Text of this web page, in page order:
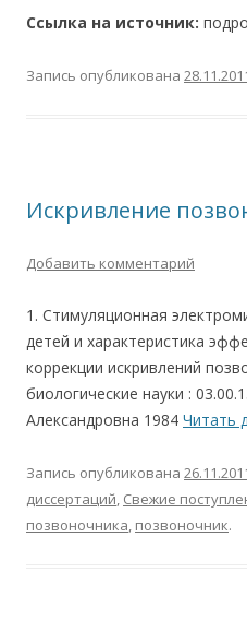
Ссылка на источник:
Запись опубликована
Искривление
Добавить комментарий
1. Стимуляционная
детей и характеристика
коррекции искривлений
биологические науки :
Александровна 1984 Читать
Запись опубликована
диссертаций, Свежие
позвоночника, позвоночник.